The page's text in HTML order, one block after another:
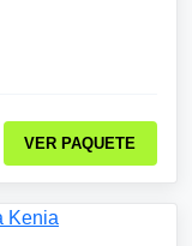
VER PAQUETE